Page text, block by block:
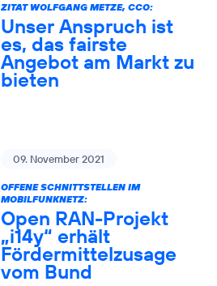
ZITAT WOLFGANG METZE, CCO:
Unser Anspruch ist
es, das fairste
Angebot am Markt zu
bieten
09. November 2021
OFFENE SCHNITTSTELLEN IM
MOBILFUNKNETZ:
Open RAN-Projekt
„i14y“ erhält
Fördermittelzusage
vom Bund